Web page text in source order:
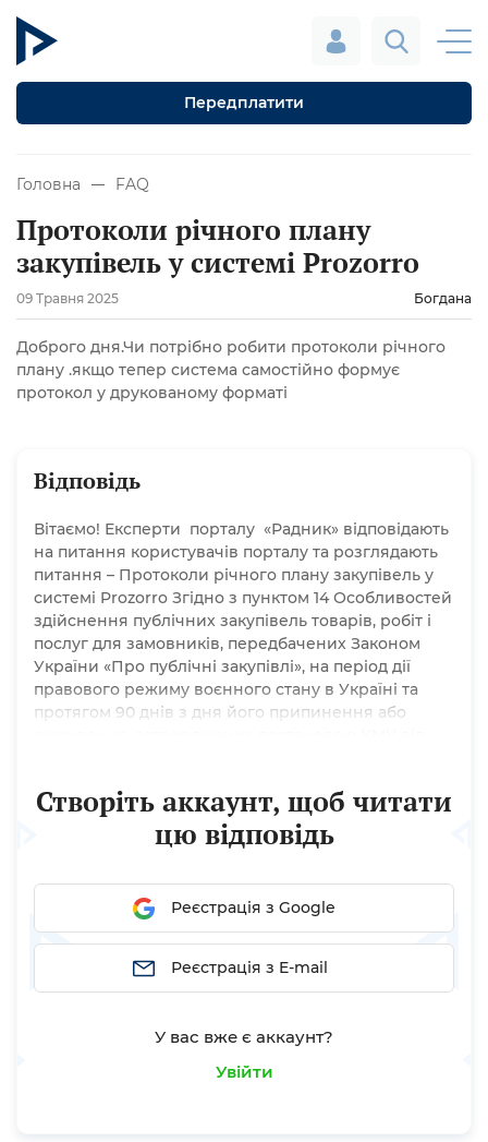
Передплатити
Головна FAQ
Протоколи річного плану
закупівель у системі Prozorro
09 Травня 2025 Богдана
Доброго дня.Чи потрібно робити протоколи річного
плану .якщо тепер система самостійно формує
протокол у друкованому форматі
Відповідь
Вітаємо! Експерти порталу «Радник» відповідають
на питання користувачів порталу та розглядають
питання – Протоколи річного плану закупівель у
системі Prozorro Згідно з пунктом 14 Особливостей
здійснення публічних закупівель товарів, робіт і
послуг для замовників, передбачених Законом
України «Про публічні закупівлі», на період дії
правового режиму воєнного стану в Україні та
протягом 90 днів з дня його припинення або
замовником на підставі наявної...
Створіть аккаунт, щоб читати
цю відповідь
Реєстрація з Google
Реєстрація з E-mail
У вас вже є аккаунт?
Увійти